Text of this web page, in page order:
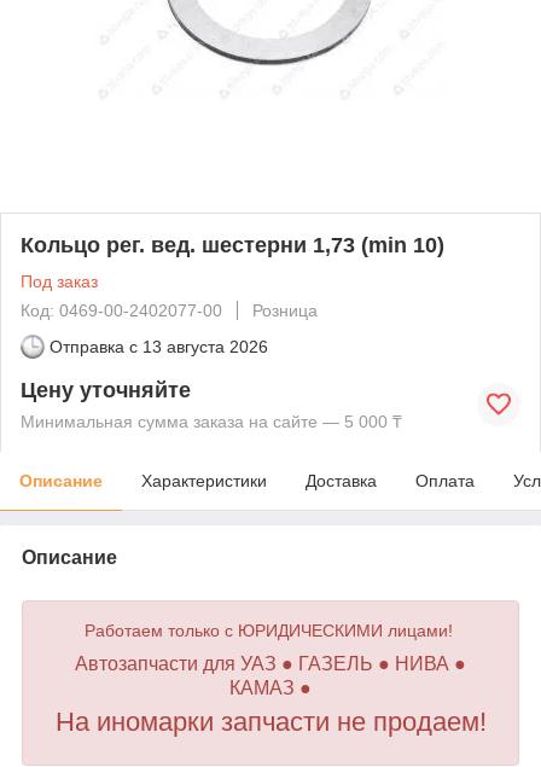
Кольцо рег. вед. шестерни 1,73 (min 10)
Под заказ
Код: 0469-00-2402077-00
Розница
Отправка с 13 августа 2026
Цену уточняйте
Минимальная сумма заказа на сайте — 5 000 ₸
Описание Характеристики Доставка Оплата
Описание
Работаем только с ЮРИДИЧЕСКИМИ лицами!
Автозапчасти для УАЗ ● ГАЗЕЛЬ ● НИВА ●
КАМАЗ ●
На иномарки запчасти не продаем!